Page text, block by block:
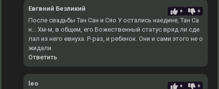
Евгвний Безликий 6 0
После свадьбы Тан Сан и Сяо У остались наедине, Тан Са
н... Хм-м, в общем, его Божественный статус вряд ли сде
лал из него евнуха. Р-раз, и ребенок. Они и сами этого не о
жидали.
Ответить
leo 6 0